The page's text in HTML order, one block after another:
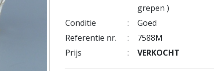
grepen )
Conditie
:
Goed
Referentie nr.
:
7588M
Prijs
: VERKOCHT